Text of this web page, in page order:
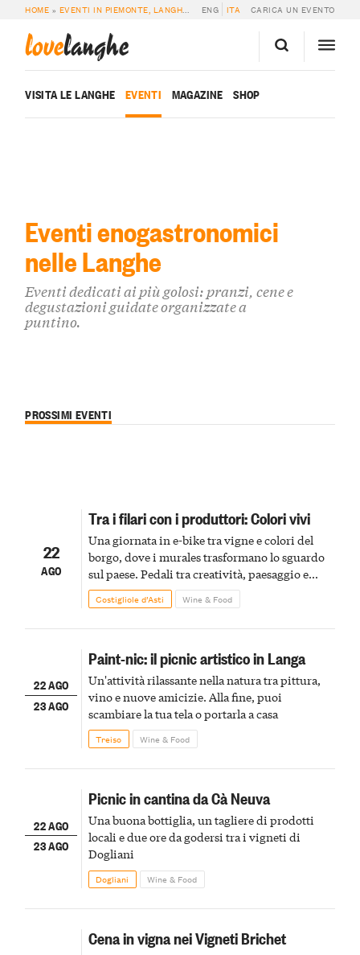
HOME » EVENTI IN PIEMONTE, LANGHE E ROERO »WINE & FOOD
ENG ITA CARICA UN EVENTO
lovelanghe
VISITA LE LANGHE EVENTI MAGAZINE SHOP
Eventi enogastronomici
nelle Langhe
Eventi dedicati ai più golosi: pranzi, cene e
degustazioni guidate organizzate a
puntino.
PROSSIMI EVENTI
22
AGO
Tra i filari con i produttori: Colori vivi
Una giornata in e-bike tra vigne e colori del
borgo, dove i murales trasformano lo sguardo
sul paese. Pedali tra creatività, paesaggio e
dettagli che restano impressi
Costigliole d’Asti Wine & Food
22 AGO
23 AGO
Paint-nic: il picnic artistico in Langa
Un'attività rilassante nella natura tra pittura,
vino e nuove amicizie. Alla fine, puoi
scambiare la tua tela o portarla a casa
Treiso Wine & Food
22 AGO
23 AGO
Picnic in cantina da Cà Neuva
Una buona bottiglia, un tagliere di prodotti
locali e due ore da godersi tra i vigneti di
Dogliani
Dogliani Wine & Food
Cena in vigna nei Vigneti Brichet